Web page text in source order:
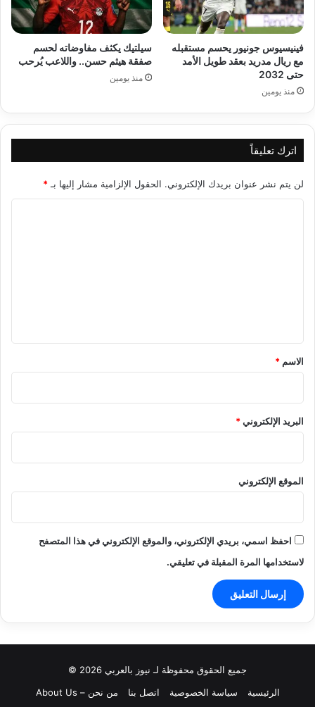
فينيسيوس جونيور يحسم مستقبله
مع ريال مدريد بعقد طويل الأمد
حتى 2032
منذ يومين
سيلتيك يكثف مفاوضاته لحسم
صفقة هيثم حسن.. واللاعب يُرحب
منذ يومين
اترك تعليقاً
لن يتم نشر عنوان بريدك الإلكتروني. الحقول الإلزامية مشار إليها بـ*
*
الاسم *
البريد الإلكتروني*
الموقع الإلكتروني
احفظ اسمي، بريدي الإلكتروني، والموقع الإلكتروني في هذا المتصفح
لاستخدامها المرة المقبلة في تعليقي.
جميع الحقوق محفوظة لـ نيوز بالعربي 2026 ©
الرئيسية
سياسة الخصوصية اتصل بنا من نحن – About Us